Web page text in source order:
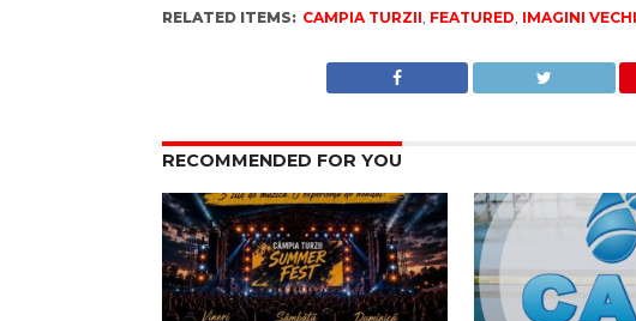
RELATED ITEMS: CAMPIA TURZII, FEATURED, IMAGINI
RECOMMENDED FOR YOU